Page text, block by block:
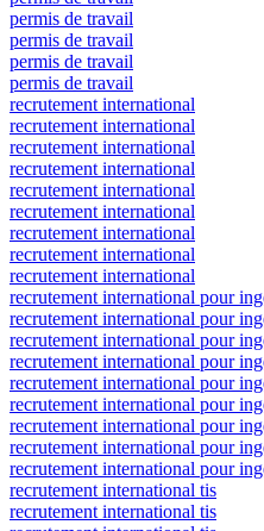
permis de travail
permis de travail
permis de travail
permis de travail
recrutement international
recrutement international
recrutement international
recrutement international
recrutement international
recrutement international
recrutement international
recrutement international
recrutement international
recrutement international pour
recrutement international pour
recrutement international pour
recrutement international pour
recrutement international pour
recrutement international pour
recrutement international pour
recrutement international pour
recrutement international pour
recrutement international tis
recrutement international tis